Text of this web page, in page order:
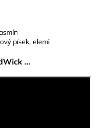
písek, elemi
...